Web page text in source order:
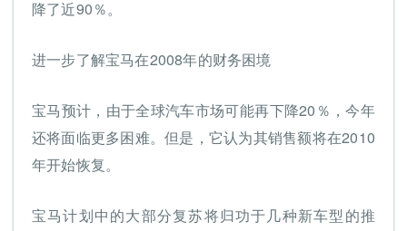
降了近90％。
进一步了解宝马在2008年的财务困境
宝马预计，由于全球汽车市场可能再下降20％，今年
还将面临更多困难。但是，它认为其销售额将在2010
年开始恢复。
宝马计划中的大部分复苏将归功于几种新车型的推